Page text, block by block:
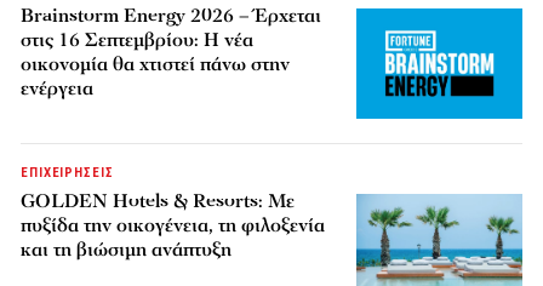
Brainstorm Energy 2026 – Έρχεται
στις 16 Σεπτεμβρίου: Η νέα
οικονομία θα χτιστεί πάνω στην
ενέργεια
ΕΠΙΧΕΙΡΗΣΕΙΣ
GOLDEN Hotels & Resorts: Με
πυξίδα την οικογένεια, τη φιλοξενία
και τη βιώσιμη ανάπτυξη